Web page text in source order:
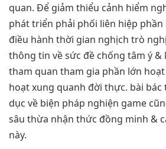
quan. Để giảm thiểu cảnh hiểm
phát triển phải phối liên hiệp
điều hành thời gian nghịch trò
thông tin về sức đề chống tâm ý &
tham quan tham gia phần lớn
hoạt xung quanh đời thực. bài
dục về biện pháp nghiện game
sâu thừa nhận thức đồng minh &
này.